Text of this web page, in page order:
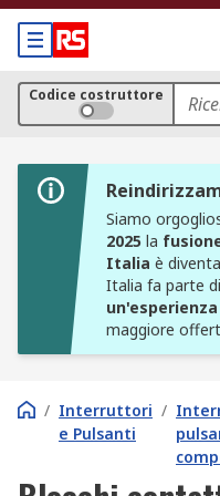
Codice costruttore
Siamo
2025 la
Italia è
Italia fa parte
maggiore
/ Interruttori
e Pulsanti
/